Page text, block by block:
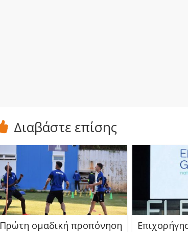
Διαβάστε επίσης
Πρώτη ομαδική προπόνηση